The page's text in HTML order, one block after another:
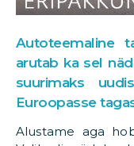
Autoteemaline
arutab ka sel
suurimaks
Euroopasse
Alustame aga